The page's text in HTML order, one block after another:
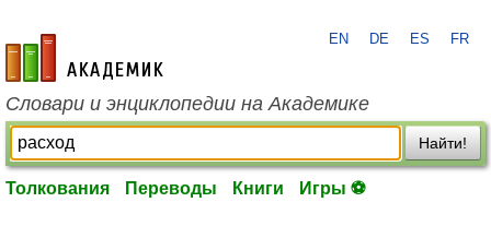
academic.ru
EN DE ES FR
Словари и энциклопедии на Академике
Найти!
Толкования Переводы Книги Игры ⚽